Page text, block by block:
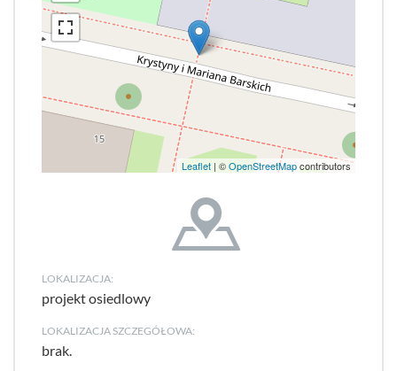
Leaflet | ©OpenStreetMapcontributors
LOKALIZACJA:
projekt osiedlowy
LOKALIZACJA SZCZEGÓŁOWA:
brak.